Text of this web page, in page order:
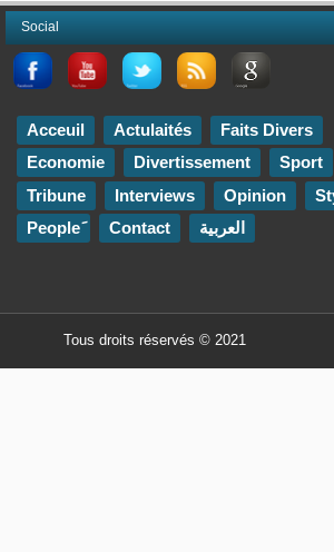
Social
Acceuil Actulaités
Faits Divers
Economie
Divertissement
Sport
Tribune
Interviews Opinion
Contact العربية
Tous droits réservés © 2021